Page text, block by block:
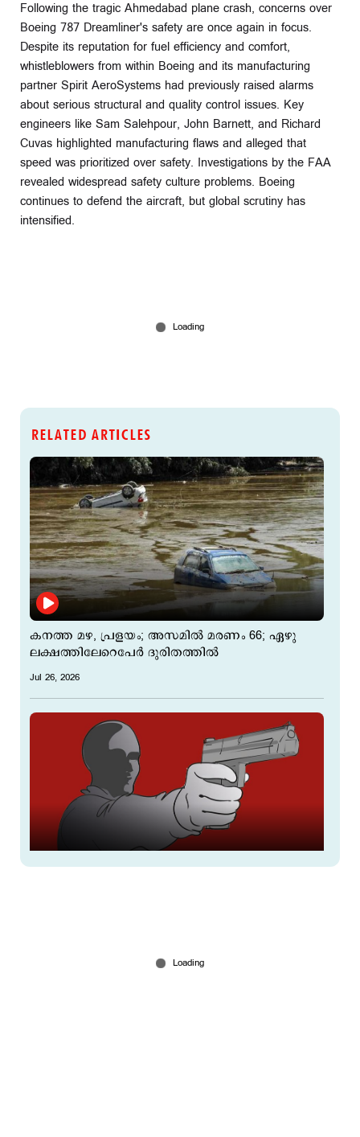
Following the tragic Ahmedabad plane crash, concerns over
Boeing 787 Dreamliner's safety are once again in focus.
Despite its reputation for fuel efficiency and comfort,
whistleblowers from within Boeing and its manufacturing
partner Spirit AeroSystems had previously raised alarms
about serious structural and quality control issues. Key
engineers like Sam Salehpour, John Barnett, and Richard
Cuvas highlighted manufacturing flaws and alleged that
speed was prioritized over safety. Investigations by the FAA
revealed widespread safety culture problems. Boeing
continues to defend the aircraft, but global scrutiny has
intensified.
RELATED ARTICLES
കനത്ത മഴ, പ്രളയം; അസമില്‍ മരണം 66; ഏഴു
ലക്ഷത്തിലേറെപേര്‍ ദുരിതത്തില്‍
Jul 26, 2026